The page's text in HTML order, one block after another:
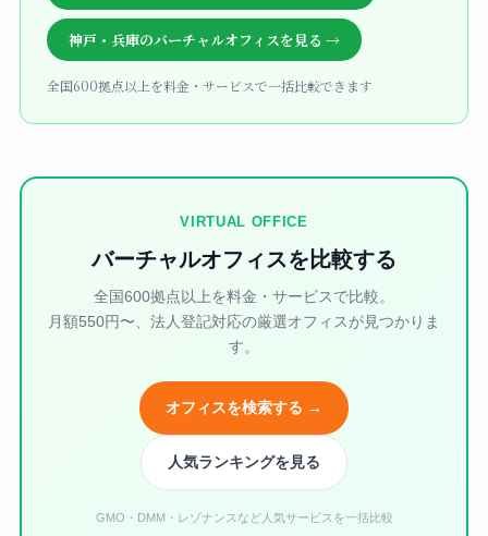
神戸・兵庫のバーチャルオフィスを見る →
全国600拠点以上を料金・サービスで一括比較できます
VIRTUAL OFFICE
バーチャルオフィスを比較する
全国600拠点以上を料金・サービスで比較。
月額550円〜、法人登記対応の厳選オフィスが見つかりま
す。
オフィスを検索する →
人気ランキングを見る
GMO・DMM・レゾナンスなど人気サービスを一括比較